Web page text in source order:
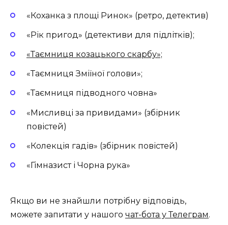
«Коханка з площі Ринок» (ретро, детектив)
«Рік пригод» (детективи для підлітків);
«Таємниця козацького скарбу»;
«Таємниця Зміїної голови»;
«Таємниця підводного човна»
«Мисливці за привидами» (збірник
повістей)
«Колекція гадів» (збірник повістей)
«Гімназист і Чорна рука»
Якщо ви не знайшли потрібну відповідь,
можете запитати у нашого чат-бота у Телеграм.